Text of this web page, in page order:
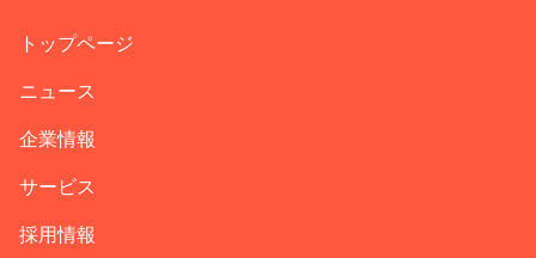
トップページ
ニュース
企業情報
サービス
採用情報